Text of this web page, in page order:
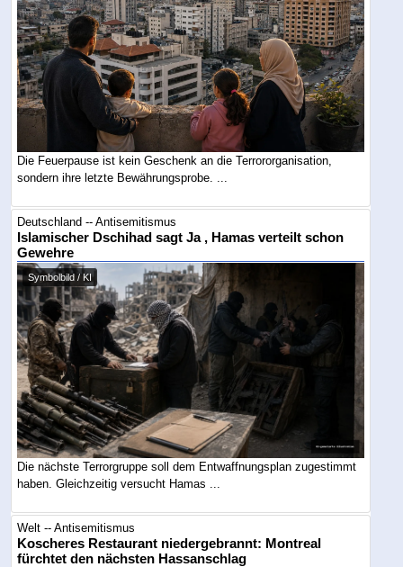
Die Feuerpause ist kein Geschenk an die Terrororganisation,
sondern ihre letzte Bewährungsprobe. ...
Deutschland -- Antisemitismus
Islamischer Dschihad sagt Ja , Hamas verteilt schon
Gewehre
Symbolbild / KI
Die nächste Terrorgruppe soll dem Entwaffnungsplan zugestimmt
haben. Gleichzeitig versucht Hamas ...
Welt -- Antisemitismus
Koscheres Restaurant niedergebrannt: Montreal
fürchtet den nächsten Hassanschlag